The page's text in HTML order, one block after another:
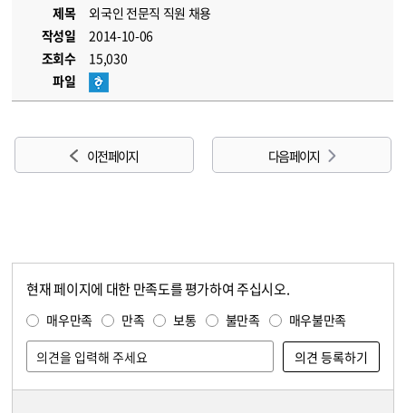
제목
외국인 전문직 직원 채용
작성일
2014-10-06
조회수
15,030
파일
이전 페이지 다음 페이지
현재 페이지에 대한 만족도를 평가하여 주십시오.
매우만족 만족 보통 불만족 매우불만족